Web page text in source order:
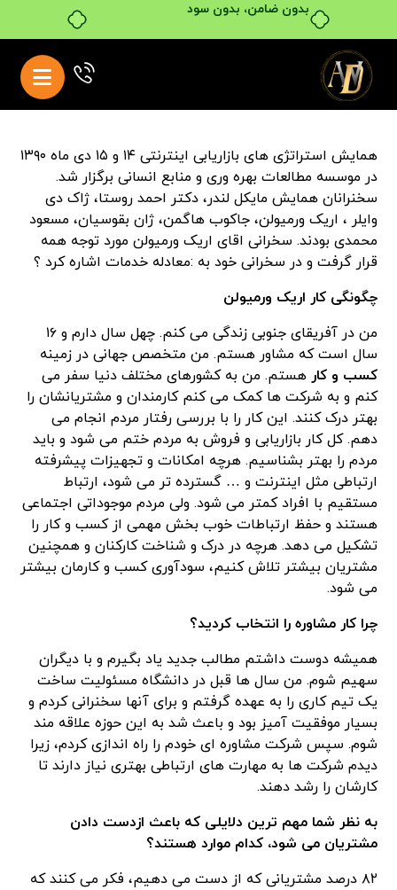
بدون ضامن، بدون سود
همایش استراتژی های بازاریابی اینترنتی ۱۴ و ۱۵ دی ماه ۱۳۹۰
در موسسه مطالعات بهره وری و منابع انسانی برگزار شد.
سخنرانان همایش مایکل لندر، دکتر احمد روستا، ژاک دی
وایلر ، اریک ورمیولن، جاکوب هاگمن، ژان بقوسیان، مسعود
محمدی بودند. سخرانی اقای اریک ورمیولن مورد توجه همه
قرار گرفت و در سخرانی خود به :معادله خدمات اشاره کرد ؟
چگونگی کار اریک ورمیولن
من در آفریقای جنوبی زندگی می کنم. چهل سال دارم و ۱۶
سال است که مشاور هستم. من متخصص جهانی در زمینه
کسب و کار هستم. من به کشورهای مختلف دنیا سفر می
کنم و به شرکت ها کمک می کنم کارمندان و مشتریانشان را
بهتر درک کنند. این کار را با بررسی رفتار مردم انجام می
دهم. کل کار بازاریابی و فروش به مردم ختم می شود و باید
مردم را بهتر بشناسیم. هرچه امکانات و تجهیزات پیشرفته
ارتباطی مثل اینترنت و … گسترده تر می شود، ارتباط
مستقیم با افراد کمتر می شود. ولی مردم موجوداتی اجتماعی
هستند و حفظ ارتباطات خوب بخش مهمی از کسب و کار را
تشکیل می دهد. هرچه در درک و شناخت کارکنان و همچنین
مشتریان بیشتر تلاش کنیم، سودآوری کسب و کارمان بیشتر
می شود.
چرا کار مشاوره را انتخاب کردید؟
همیشه دوست داشتم مطالب جدید یاد بگیرم و با دیگران
سهیم شوم. من سال ها قبل در دانشگاه مسئولیت ساخت
یک تیم کاری را به عهده گرفتم و برای آنها سخنرانی کردم و
بسیار موفقیت آمیز بود و باعث شد به این حوزه علاقه مند
شوم. سپس شرکت مشاوره ای خودم را راه اندازی کردم، زیرا
دیدم شرکت ها به مهارت های ارتباطی بهتری نیاز دارند تا
کارشان را رشد دهند.
به نظر شما مهم ترین دلایلی که باعث ازدست دادن
مشتریان می شود، کدام موارد هستند؟
۸۲ درصد مشتریانی که از دست می دهیم، فکر می کنند که